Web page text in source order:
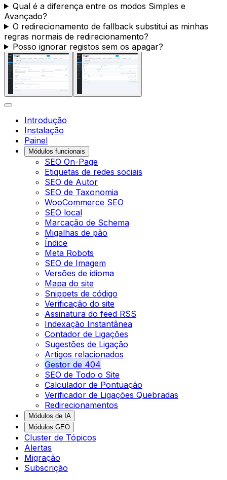
Qual é a diferença entre os modos Simples e
Avançado?
O redirecionamento de fallback substitui as minhas
regras normais de redirecionamento?
Posso ignorar registos sem os apagar?
Introdução
Instalação
Painel
Módulos funcionais
SEO On-Page
Etiquetas de redes sociais
SEO de Autor
SEO de Taxonomia
WooCommerce SEO
SEO local
Marcação de Schema
Migalhas de pão
Índice
Meta Robots
SEO de Imagem
Versões de idioma
Mapa do site
Snippets de código
Verificação do site
Assinatura do feed RSS
Indexação Instantânea
Contador de Ligações
Sugestões de Ligação
Artigos relacionados
Gestor de 404
SEO de Todo o Site
Calculador de Pontuação
Verificador de Ligações Quebradas
Redirecionamentos
Módulos de IA
Módulos GEO
Cluster de Tópicos
Alertas
Migração
Subscrição